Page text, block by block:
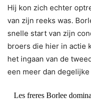
Hij kon zich echter
van zijn reeks was.
snelle start van zijn
broers die hier in actie
het ingaan van de
een meer dan degelijke
Les freres Borlee